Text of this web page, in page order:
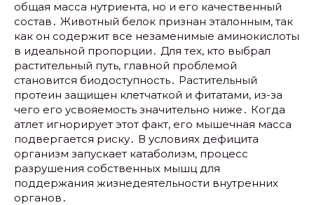
общая масса нутриента, но и его качественный
состав․ Животный белок признан эталонным, так
как он содержит все незаменимые аминокислоты
в идеальной пропорции․ Для тех, кто выбрал
растительный путь, главной проблемой
становится биодоступность․ Растительный
протеин защищен клетчаткой и фитатами, из-за
чего его усвояемость значительно ниже․ Когда
атлет игнорирует этот факт, его мышечная масса
подвергается риску․ В условиях дефицита
организм запускает катаболизм, процесс
разрушения собственных мышц для
поддержания жизнедеятельности внутренних
органов․